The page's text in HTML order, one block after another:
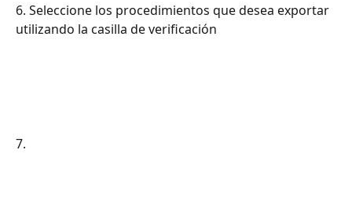
6. Seleccione los procedimientos que desea exportar
utilizando la casilla de verificación
7.